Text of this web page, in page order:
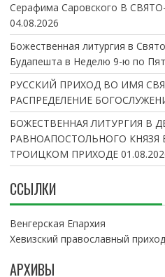
Серафима Саровского В
04.08.2026
Божественная литургия в
Будапешта в Неделю 9-ю по
РУССКИЙ ПРИХОД ВО ИМЯ
РАСПРЕДЕЛЕНИЕ
БОЖЕСТВЕННАЯ ЛИТУРГИЯ В
РАВНОАПОСТОЛЬНОГО
ТРОИЦКОМ ПРИХОДЕ
ССЫЛКИ
Венгерская Епархия
Хевизский православный приход
АРХИВЫ